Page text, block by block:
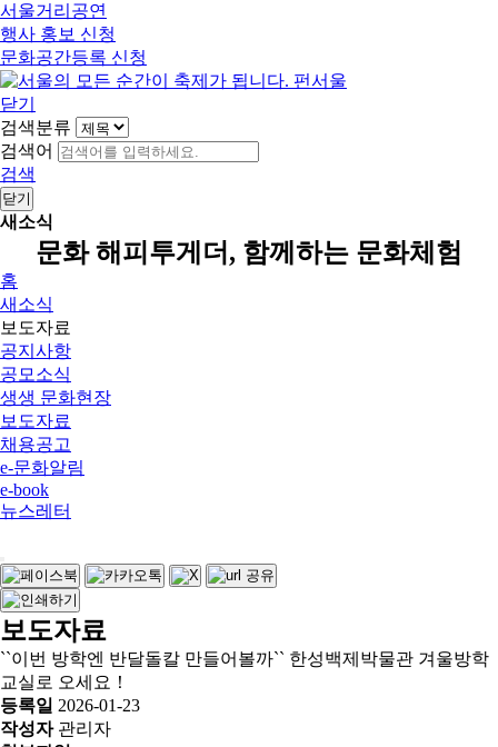
서울거리공연
행사 홍보 신청
문화공간등록 신청
닫기
검색분류
검색어
검색
닫기
새소식
문화 해피투게더, 함께하는 문화체험
홈
새소식
보도자료
공지사항
공모소식
생생 문화현장
보도자료
채용공고
e-문화알림
e-book
뉴스레터
보도자료
``이번 방학엔 반달돌칼 만들어볼까`` 한성백제박물관 겨울방학
교실로 오세요！
등록일 2026-01-23
작성자 관리자